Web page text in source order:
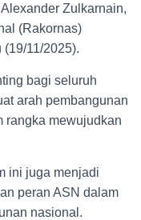
Zulkarnain,
(Rakornas)
11/2025).
bagi seluruh
arah pembangunan
rangka mewujudkan
ini juga menjadi
peran ASN dalam
nasional.